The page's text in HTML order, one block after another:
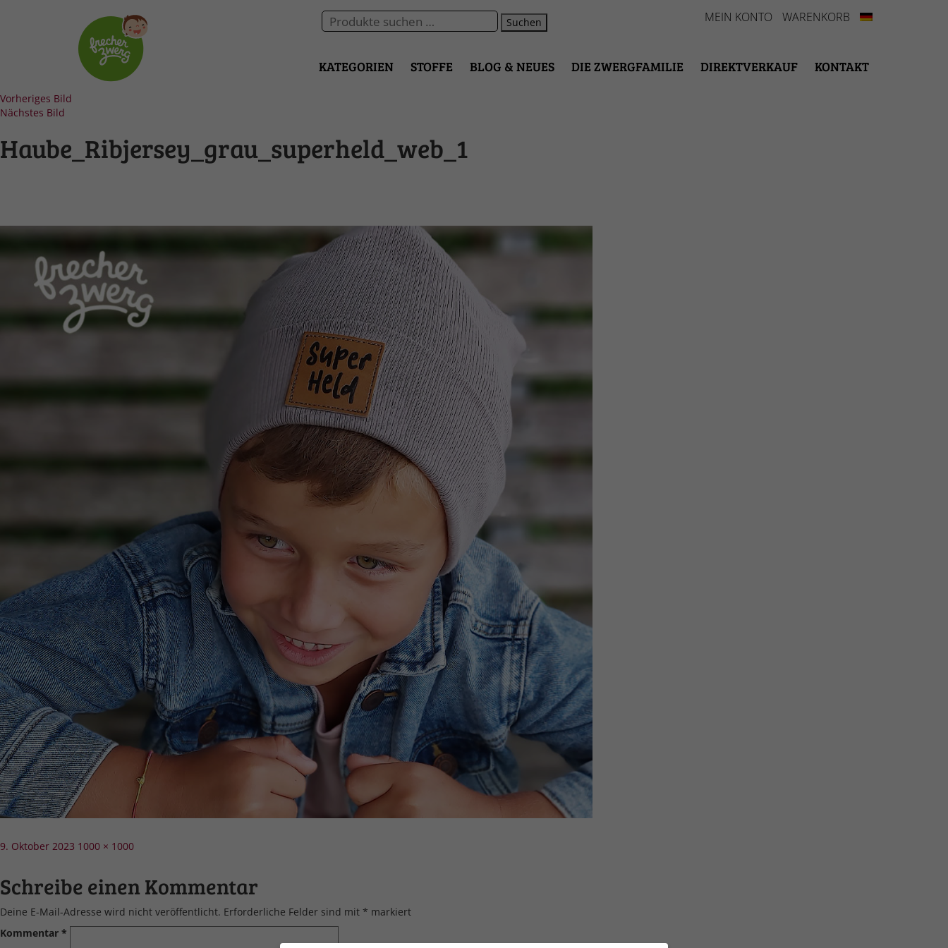
MEIN KONTO WARENKORB
Suchen
KATEGORIEN STOFFE BLOG & NEUES DIE ZWERGFAMILIE DIREKTVERKAUF KONTAKT
Vorheriges Bild
Nächstes Bild
Haube_Ribjersey_grau_superheld_web_1
Veröffentlicht
9. Oktober 2023 Volle
1000 × 1000
Schreibe einen Kommentar
Deine E-Mail-Adresse wird nicht veröffentlicht. Erforderliche Felder sind mit * markiert
Kommentar *